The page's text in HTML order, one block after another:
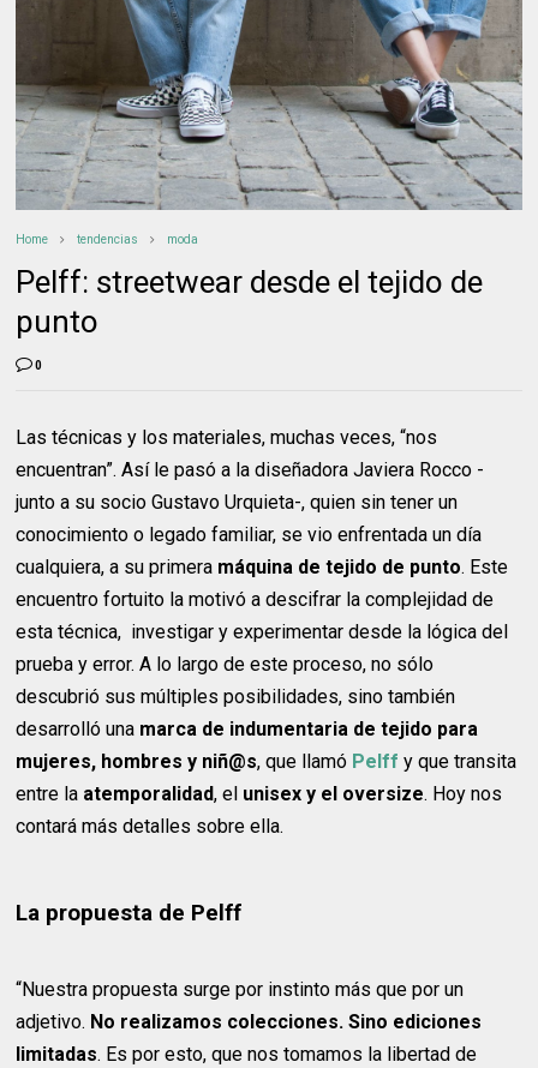
Home tendencias moda
Pelff: streetwear desde el tejido de
punto
0
Las técnicas y los materiales, muchas veces, “nos
encuentran”. Así le pasó a la diseñadora Javiera Rocco -
junto a su socio Gustavo Urquieta-, quien sin tener un
conocimiento o legado familiar, se vio enfrentada un día
cualquiera, a su primera máquina de tejido de punto. Este
encuentro fortuito la motivó a descifrar la complejidad de
esta técnica, investigar y experimentar desde la lógica del
prueba y error. A lo largo de este proceso, no sólo
descubrió sus múltiples posibilidades, sino también
desarrolló una marca de indumentaria de tejido para
mujeres, hombres y niñ@s, que llamó Pelff y que transita
entre la atemporalidad, el unisex y el oversize. Hoy nos
contará más detalles sobre ella.
La propuesta de Pelff
“Nuestra propuesta surge por instinto más que por un
adjetivo. No realizamos colecciones. Sino ediciones
limitadas. Es por esto, que nos tomamos la libertad de